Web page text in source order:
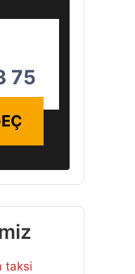
75
taksi